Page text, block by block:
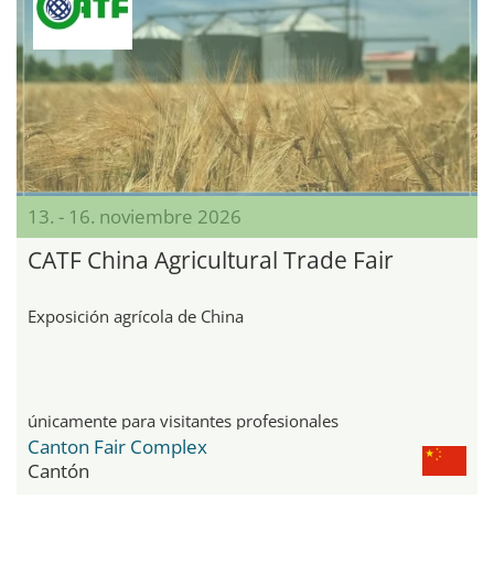
13. - 16. noviembre 2026
CATF China Agricultural Trade Fair
Exposición agrícola de China
únicamente para visitantes profesionales
Canton Fair Complex
Cantón